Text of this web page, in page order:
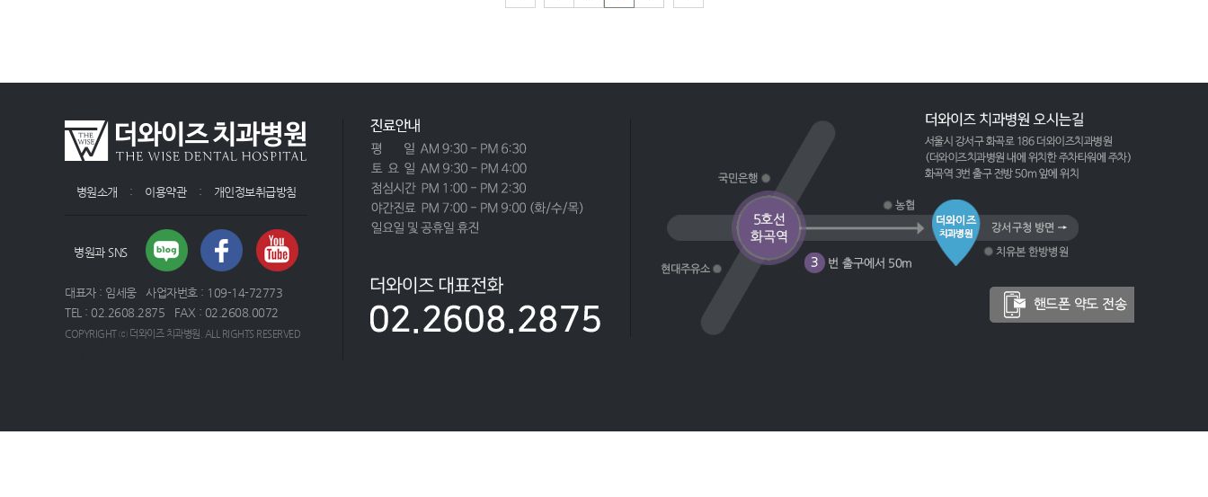
병원소개 : 이용약관 : 개인정보취급방침
병원과 SNS
대표자 : 임세웅 사업자번호 : 109-14-72773
TEL : 02.2608.2875 FAX : 02.2608.0072
COPYRIGHT ⓒ 더와이즈 치과병원. ALL RIGHTS RESERVED